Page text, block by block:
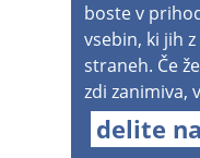
boste v
vsebin, ki jih
straneh. Če
zdi zanimiva,
delite